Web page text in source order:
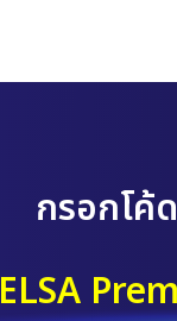
กรอกโค้ด
ELSA